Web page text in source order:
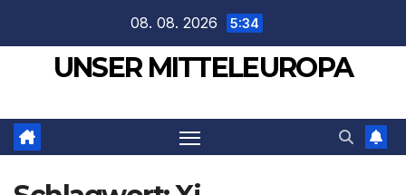
springen
08. 08. 2026 5:34
UNSER MITTELEUROPA